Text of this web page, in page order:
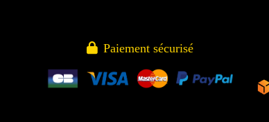
 Paiement sécurisé